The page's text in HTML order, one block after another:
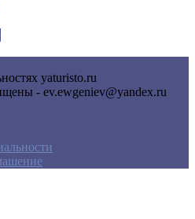
yaturisto.ru
- ev.ewgeniev@yandex.ru